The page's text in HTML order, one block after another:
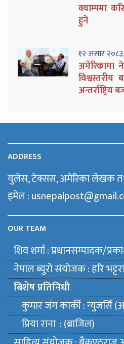
क्याम्पमा
हुने
१२ असार
अमेरिकामा
विश्वस्तरीय
अन्तर्राष्ट्रिय
ADDRESS
युलेस, टेक्सस, अमेरिका लेखक
इमेल :
OUR TEAM
शिव शर्मा : प्रधानसम्पादक/
नेपाल ब्युराे संयाेजक : हरि
बिशेष प्रतिनिधी
कुमार जंग कार्की : न्युजर्सि
प्रिया राना : (ब्राजिल)